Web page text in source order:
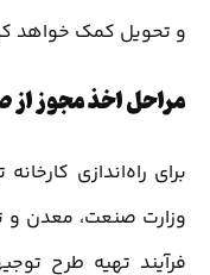
و تحویل کمک خواهد
مراحل اخذ مجوز
برای راه‌اندازی
وزارت صنعت، معدن و
فرآیند تهیه طرح